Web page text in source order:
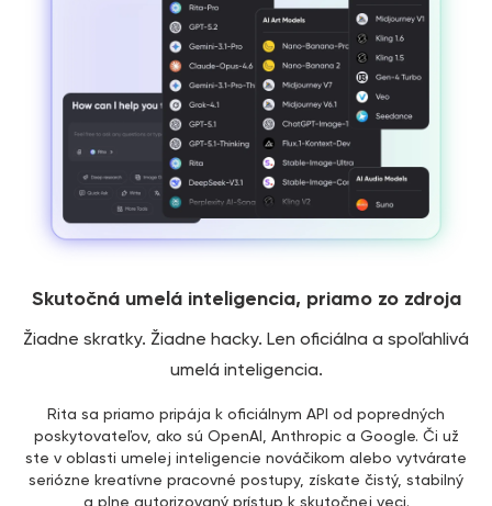
Skutočná umelá inteligencia, priamo zo zdroja
Žiadne skratky. Žiadne hacky. Len oficiálna a spoľahlivá
umelá inteligencia.
Rita sa priamo pripája k oficiálnym API od popredných
poskytovateľov, ako sú OpenAI, Anthropic a Google. Či už
ste v oblasti umelej inteligencie nováčikom alebo vytvárate
seriózne kreatívne pracovné postupy, získate čistý, stabilný
a plne autorizovaný prístup k skutočnej veci.